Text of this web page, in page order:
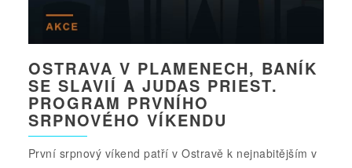
OSTRAVA V PLAMENECH, BANÍK
SE SLAVIÍ A JUDAS PRIEST.
PROGRAM PRVNÍHO
SRPNOVÉHO VÍKENDU
První srpnový víkend patří v Ostravě k nejnabitějším v